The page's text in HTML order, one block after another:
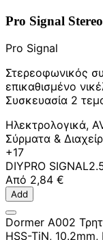
Pro Signal
Pro Signal
Στερεοφωνικός
επικαθισμένο
Συσκευασία 2
Ηλεκτρολογικά,
Σύρματα &
+17
DIYPRO SIGNAL
Από 2,84 €
Add
Dormer A002
HSS-TiN,